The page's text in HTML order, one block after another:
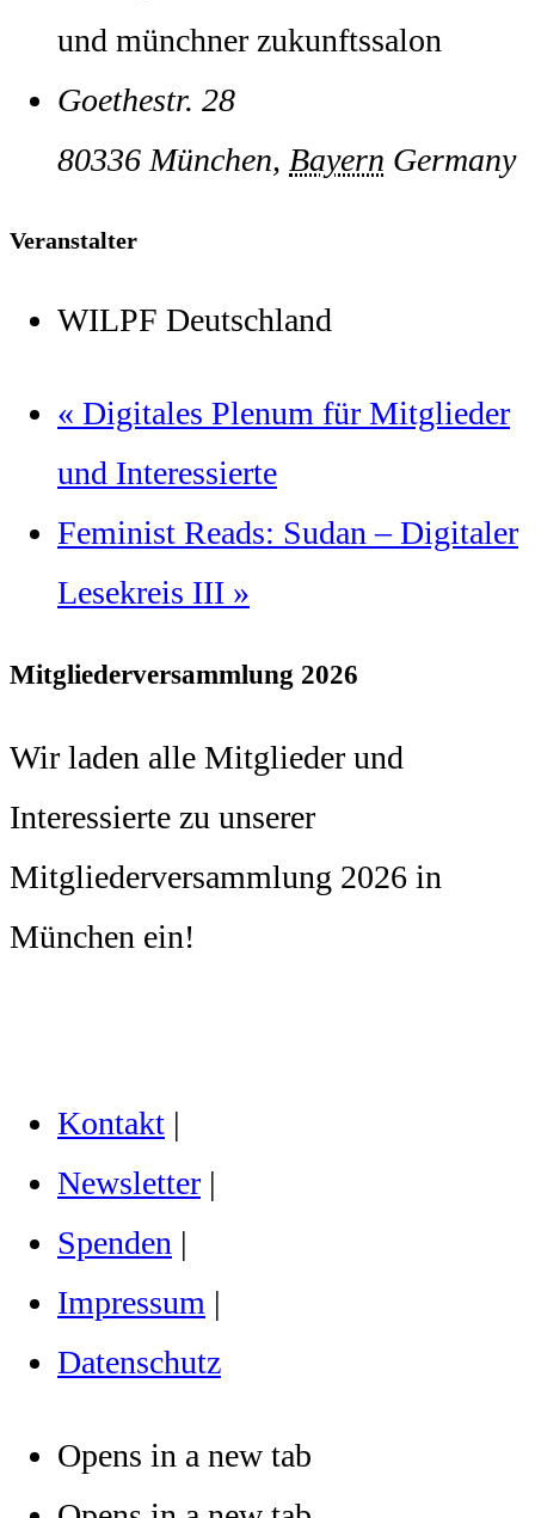
und münchner zukunftssalon
Goethestr. 28
80336 München, Bayern Germany
Veranstalter
WILPF Deutschland
« Digitales Plenum für Mitglieder
und Interessierte
Feminist Reads: Sudan – Digitaler
Lesekreis III »
Mitgliederversammlung 2026
Wir laden alle Mitglieder und
Interessierte zu unserer
Mitgliederversammlung 2026 in
München ein!
Kontakt |
Newsletter |
Spenden |
Impressum |
Datenschutz
Opens in a new tab